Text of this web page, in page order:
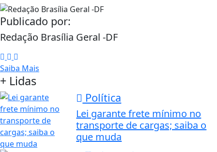
Publicado por:
Redação Brasília Geral -DF
Saiba Mais
+ Lidas
Política
Lei garante frete mínimo no
transporte de cargas; saiba o
que muda